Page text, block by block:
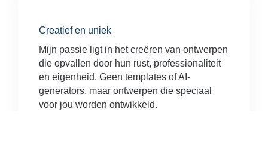
Creatief en uniek
Mijn passie ligt in het creëren van ontwerpen
die opvallen door hun rust, professionaliteit
en eigenheid. Geen templates of AI-
generators, maar ontwerpen die speciaal
voor jou worden ontwikkeld.